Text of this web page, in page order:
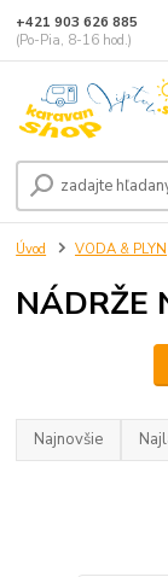
+421 903 626 885
(Po-Pia, 8-16 hod.)
Úvod VODA & PLYN
NÁDRŽE
Najnovšie